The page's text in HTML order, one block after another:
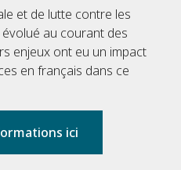
et de lutte contre les
au courant des
enjeux ont eu un impact
en français dans ce
ici